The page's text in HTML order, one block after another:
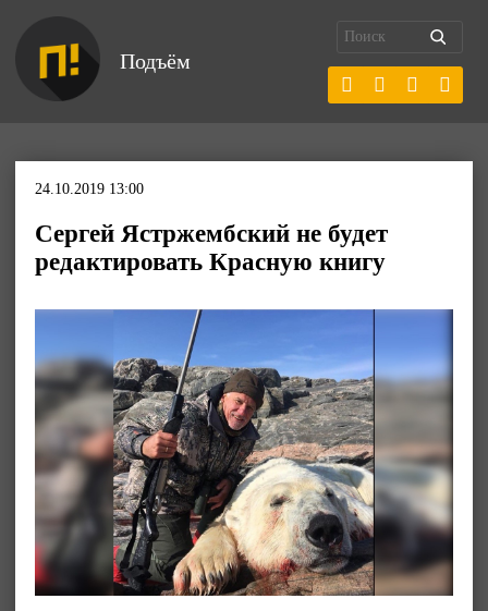
Подъём
24.10.2019 13:00
Сергей Ястржембский не будет
редактировать Красную книгу